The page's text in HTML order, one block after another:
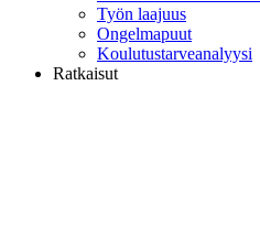
Työn laajuus
Ongelmapuut
Koulutustarveanalyysi
Ratkaisut